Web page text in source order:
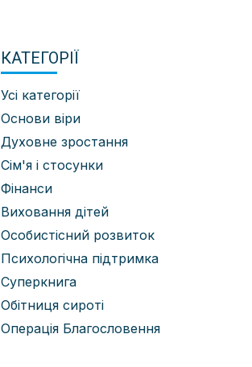
КАТЕГОРІЇ
Усі категорії
Основи віри
Духовне зростання
Сім'я і стосунки
Фінанси
Виховання дітей
Особистісний розвиток
Психологічна підтримка
Суперкнига
Обітниця сироті
Операція Благословення